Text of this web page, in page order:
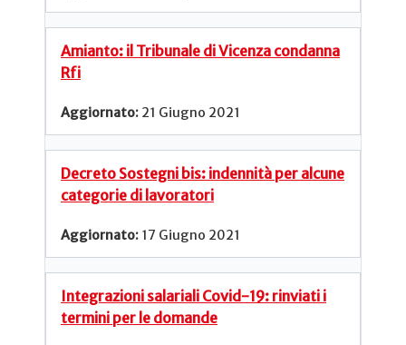
Amianto: il Tribunale di Vicenza condanna
Rfi
21 Giugno 2021
Decreto Sostegni bis: indennità per alcune
categorie di lavoratori
17 Giugno 2021
Integrazioni salariali Covid-19: rinviati i
termini per le domande